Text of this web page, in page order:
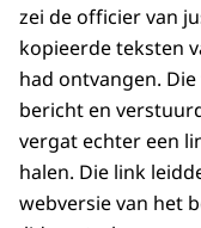
zei de officier van
kopieerde teksten
had ontvangen.
bericht en
vergat echter een
halen. Die link
webversie van het